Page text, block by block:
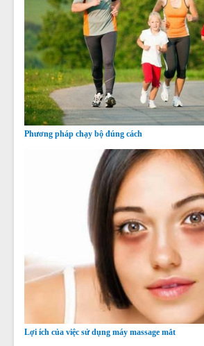
Phương pháp chạy bộ đúng cách
Lợi ích của việc sử dụng máy massage mắt